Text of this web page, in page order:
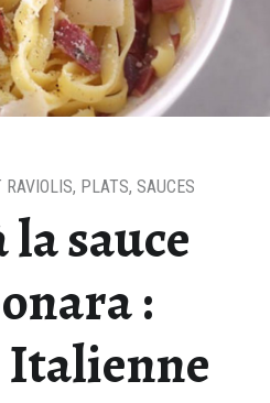
la sauce
:
Italienne
RAVIOLIS, PLATS, SAUCES